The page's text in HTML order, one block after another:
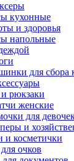
кухонные
и здоровья
напольные
для сбора
рюкзаки
женские
для
и
и косметички
очков